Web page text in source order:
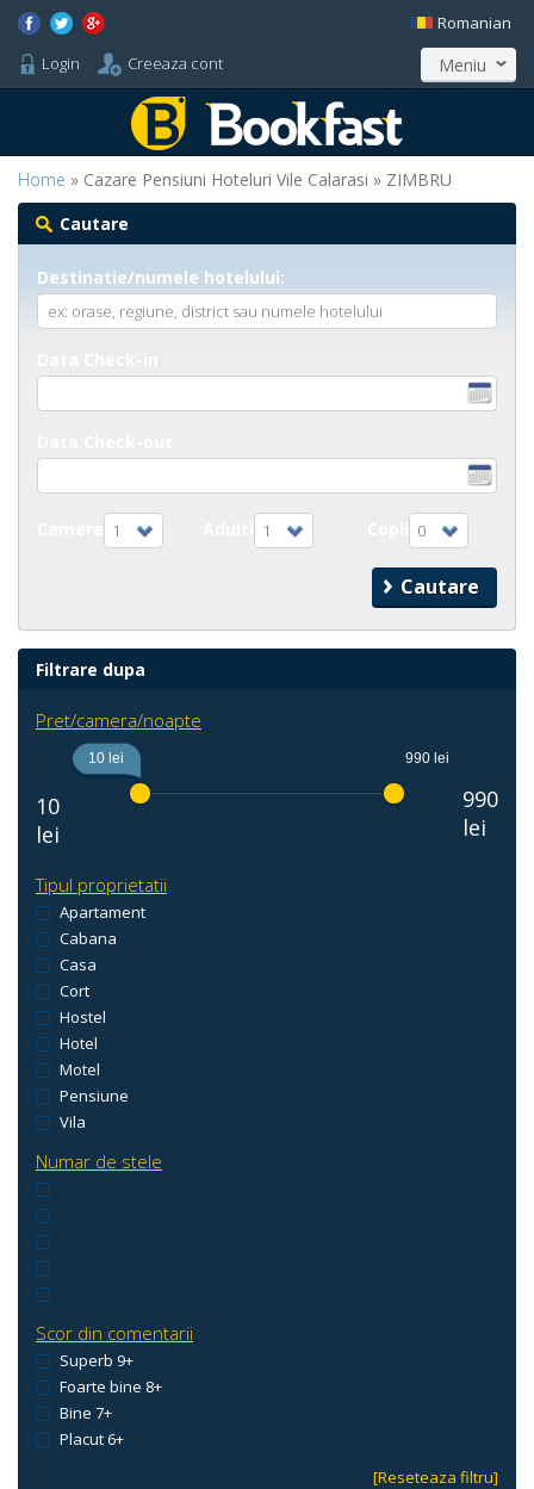
Login Creeaza cont
Romanian
Meniu
Home » Cazare Pensiuni Hoteluri Vile Calarasi » ZIMBRU
Cautare
Destinatie/numele hotelului:
1 1 0
Filtrare dupa
Pret/camera/noapte
10
lei
10 lei 990 lei
990
lei
Tipul proprietatii
Apartament
Cabana
Casa
Cort
Hostel
Hotel
Motel
Pensiune
Vila
Numar de stele
Scor din comentarii
Superb 9+
Foarte bine 8+
Bine 7+
Placut 6+
[Reseteaza filtru]